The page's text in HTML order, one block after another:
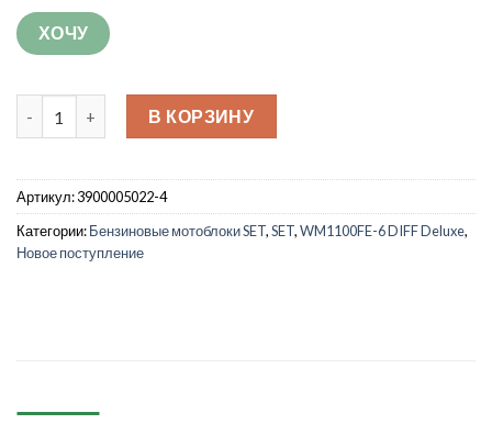
Количество товара Мотоблок Weima WM1100FE-6 SET
В КОРЗИНУ
Артикул:3900005022-4
Категории:Бензиновые мотоблоки SET,SET,WM1100FE-6 DIFF Deluxe,
Новое поступление